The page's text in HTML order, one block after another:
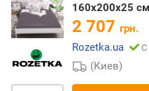
160x200х25 см
2 707 грн.
Rozetka.ua
С
(Киев)